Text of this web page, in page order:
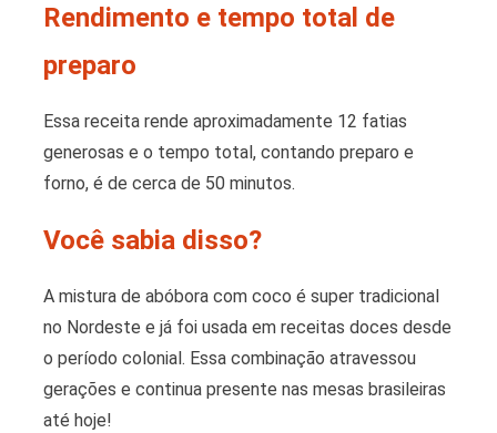
Rendimento e tempo total de
preparo
Essa receita rende aproximadamente 12 fatias
generosas e o tempo total, contando preparo e
forno, é de cerca de 50 minutos.
Você sabia disso?
A mistura de abóbora com coco é super tradicional
no Nordeste e já foi usada em receitas doces desde
o período colonial. Essa combinação atravessou
gerações e continua presente nas mesas brasileiras
até hoje!